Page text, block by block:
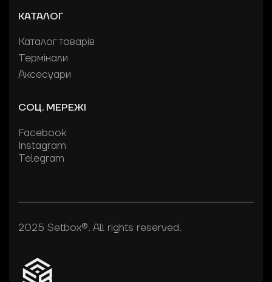
КАТАЛОГ
Каталог товарів
Термінали
Аксесуари
СОЦ. МЕРЕЖІ
Facebook
Instagram
Telegram
2025 Setbox®. All rights reserved.